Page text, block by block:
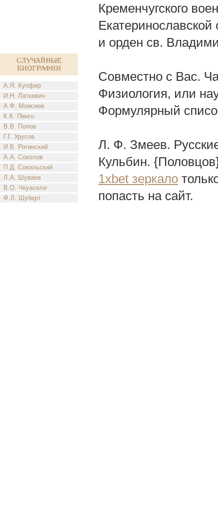
Случайные
биографии
А.Я. Купфер
И.Н. Латкевич
А.Ф. Моисеев
К.К. Пенго
В.В. Попов
Г.Г. Урусов
И.В. Рогинский
А.А. Соколов
П.Д. Сокольский
Л.А. Шуваев
В.О. Чкуасели
Ф.Л. Шуберт
Кременчугского
и орден св.
Совместно с Вас.
Физиология, или
Формулярный
Л. Ф. Змеев.
Кульбин.
1xbet зеркало
попасть на сайт.